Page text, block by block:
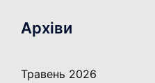
Архіви
Травень 2026